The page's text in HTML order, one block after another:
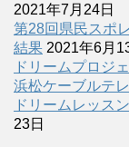
2021年7月24日
第28回県民スポ
結果 2021年6月
ドリームプロジ
浜松ケーブルテ
ドリームレッス
23日